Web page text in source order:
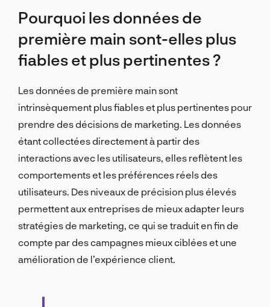
Pourquoi les données de
première main sont-elles plus
fiables et plus pertinentes ?
Les données de première main sont
intrinsèquement plus fiables et plus pertinentes pour
prendre des décisions de marketing. Les données
étant collectées directement à partir des
interactions avec les utilisateurs, elles reflètent les
comportements et les préférences réels des
utilisateurs. Des niveaux de précision plus élevés
permettent aux entreprises de mieux adapter leurs
stratégies de marketing, ce qui se traduit en fin de
compte par des campagnes mieux ciblées et une
amélioration de l’expérience client.